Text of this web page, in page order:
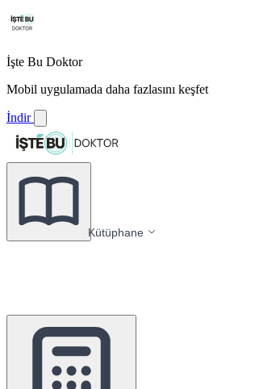
İşte Bu Doktor
Mobil uygulamada daha fazlasını keşfet
İndir
Kütüphane